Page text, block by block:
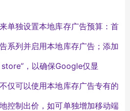
单独设置本地库存广告预算：首
系列并启用本地库存广告；添加
，以确保Google仅显
仅可以使用本地库存广告专有的
控制出价，如可单独增加移动端